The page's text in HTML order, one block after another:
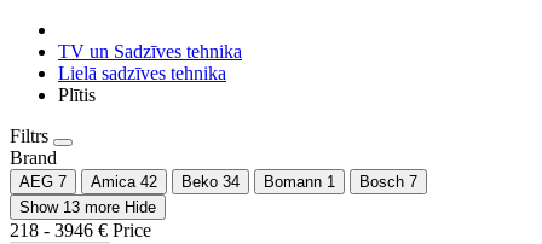
TV un Sadzīves tehnika
Lielā sadzīves tehnika
Plītis
Filtrs
Brand
AEG 7 Amica 42 Beko 34 Bomann 1 Bosch 7
Show 13 more Hide
218 - 3946 € Price